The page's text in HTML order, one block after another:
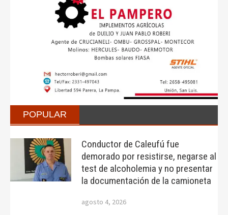
POPULAR
Conductor de Caleufú fue
demorado por resistirse, negarse al
test de alcoholemia y no presentar
la documentación de la camioneta
agosto 4, 2026